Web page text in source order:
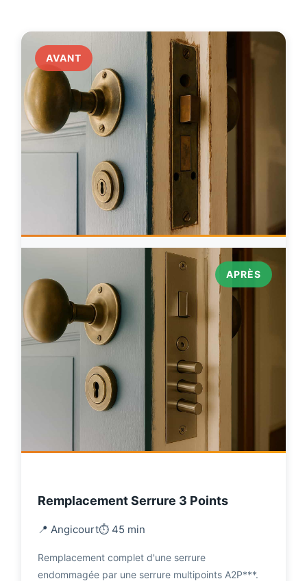
AVANT
APRÈS
Remplacement Serrure 3 Points
📍 Angicourt⏱️ 45 min
Remplacement complet d'une serrure
endommagée par une serrure multipoints A2P***.